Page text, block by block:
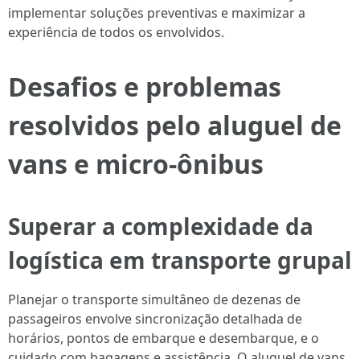
implementar soluções preventivas e maximizar a
experiência de todos os envolvidos.
Desafios e problemas
resolvidos pelo aluguel de
vans e micro-ônibus
Superar a complexidade da
logística em transporte grupal
Planejar o transporte simultâneo de dezenas de
passageiros envolve sincronização detalhada de
horários, pontos de embarque e desembarque, e o